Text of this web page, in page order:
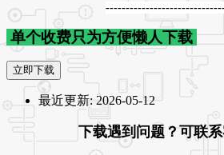
单个收费只为方便懒人下载
立即下载
最近更新: 2026-05-12
下载遇到问题？可联